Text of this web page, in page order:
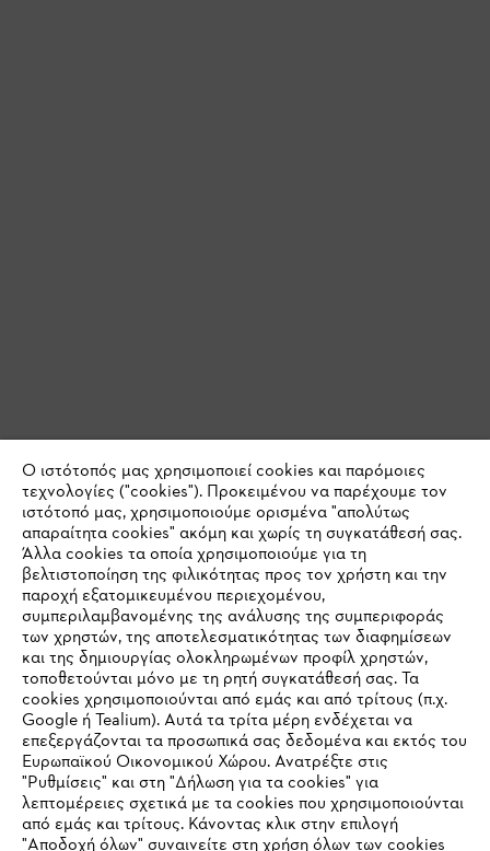
Ο ιστότοπός μας χρησιμοποιεί cookies και παρόμοιες
τεχνολογίες ("cookies"). Προκειμένου να παρέχουμε τον
ιστότοπό μας, χρησιμοποιούμε ορισμένα "απολύτως
απαραίτητα cookies" ακόμη και χωρίς τη συγκατάθεσή σας.
Άλλα cookies τα οποία χρησιμοποιούμε για τη
βελτιστοποίηση της φιλικότητας προς τον χρήστη και την
παροχή εξατομικευμένου περιεχομένου,
συμπεριλαμβανομένης της ανάλυσης της συμπεριφοράς
των χρηστών, της αποτελεσματικότητας των διαφημίσεων
και της δημιουργίας ολοκληρωμένων προφίλ χρηστών,
τοποθετούνται μόνο με τη ρητή συγκατάθεσή σας. Τα
cookies χρησιμοποιούνται από εμάς και από τρίτους (π.χ.
Google ή Tealium). Αυτά τα τρίτα μέρη ενδέχεται να
επεξεργάζονται τα προσωπικά σας δεδομένα και εκτός του
Ευρωπαϊκού Οικονομικού Χώρου. Ανατρέξτε στις
"Ρυθμίσεις" και στη "Δήλωση για τα cookies" για
λεπτομέρειες σχετικά με τα cookies που χρησιμοποιούνται
από εμάς και τρίτους. Κάνοντας κλικ στην επιλογή
"Αποδοχή όλων" συναινείτε στη χρήση όλων των cookies